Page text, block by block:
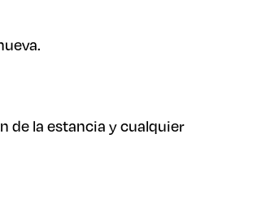
de la estancia y cualquier